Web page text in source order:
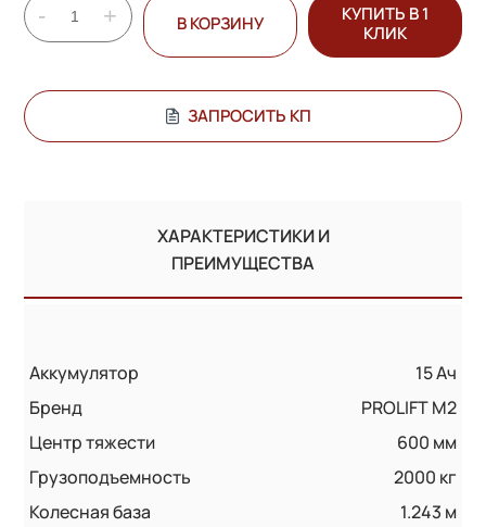
- + В КОРЗИНУ
КУПИТЬ В 1
КЛИК
ЗАПРОСИТЬ КП
ХАРАКТЕРИСТИКИ И
ПРЕИМУЩЕСТВА
Аккумулятор
15 Ач
Бренд
PROLIFT M2
Центр тяжести
600 мм
Грузоподъемность
2000 кг
Колесная база
1.243 м